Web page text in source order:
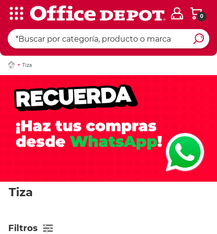
0
Tiza
Tiza
Filtros